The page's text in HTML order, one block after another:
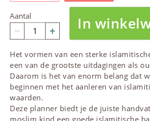
Aantal In
Het vormen van een sterke
een van de grootste uitdagingen als
Daarom is het van enorm belang dat
beginnen met het aanleren van
waarden.
Deze planner biedt je de juiste